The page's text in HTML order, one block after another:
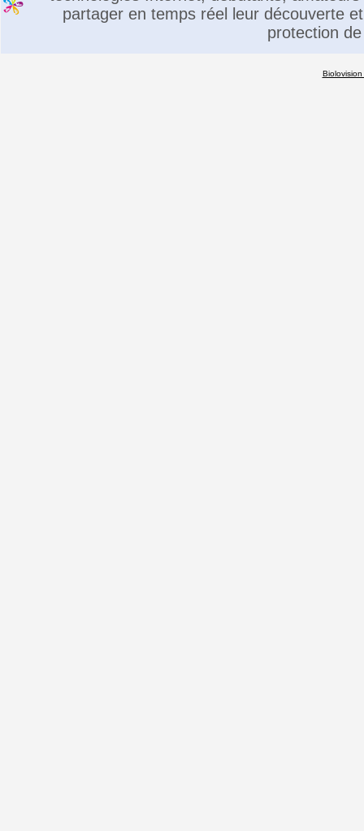
partager en temps réel leur découverte
protection
Biolovision